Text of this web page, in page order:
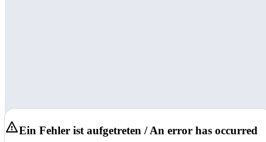
Ein Fehler ist aufgetreten / An error has occurred